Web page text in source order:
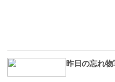
昨日の忘れ